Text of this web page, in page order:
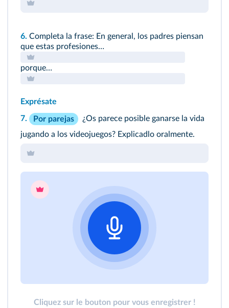
6. Completa la frase: En general, los padres piensan
que estas profesiones…
porque…
Exprésate
7. Por parejas
¿Os parece posible ganarse la vida
jugando a los videojuegos? Explicadlo oralmente.
Cliquez sur le bouton pour vous enregistrer !